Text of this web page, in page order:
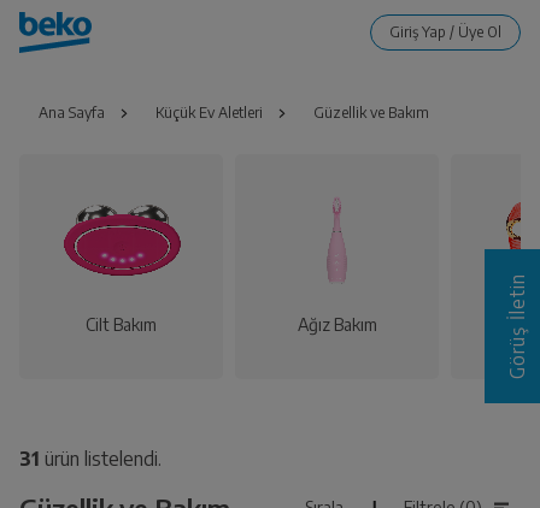
Ana Sayfa Küçük Ev Aletleri Güzellik ve Bakım
Cilt Bakım Ağız Bakım
31 ürün listelendi.
Görüş İletin